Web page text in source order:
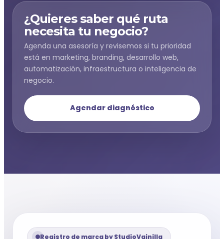
¿Quieres saber qué ruta
necesita tu negocio?
Agenda una asesoría y revisemos si tu prioridad
está en marketing, branding, desarrollo web,
automatización, infraestructura o inteligencia de
negocio.
Agendar diagnóstico
Registro de marca by StudioVainilla